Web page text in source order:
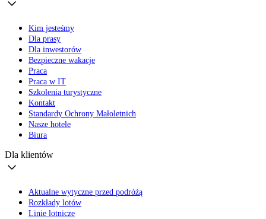
Kim jesteśmy
Dla prasy
Dla inwestorów
Bezpieczne wakacje
Praca
Praca w IT
Szkolenia turystyczne
Kontakt
Standardy Ochrony Małoletnich
Nasze hotele
Biura
Dla klientów
Aktualne wytyczne przed podróżą
Rozkłady lotów
Linie lotnicze